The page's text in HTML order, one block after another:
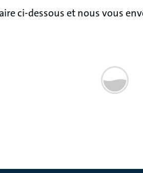
ci-dessous et nous vous